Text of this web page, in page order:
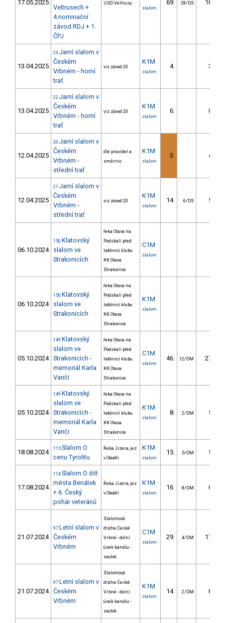
17.05.2025
Veltrusech +
4.nominační
závod RDJ + 1.
ČPJ
USD Veltrusy
slalom
69. 28/DS 18.36
13.04.2025
23 Jarní slalom v
Českém
Vrbném - horní
trať
viz závod 20
K1M
slalom
4. 3.41
13.04.2025
22 Jarní slalom v
Českém
Vrbném - horní
trať
viz závod 20
K1M
slalom
6. 0.77
12.04.2025
20 Jarní slalom v
Českém
Vrbném -
střední trať
dle pravidel a
směrnic
K1M
slalom
3. 4.36
12.04.2025
21 Jarní slalom v
Českém
Vrbném -
střední trať
viz závod 20
K1M
slalom
14. 6/DS 5.80
06.10.2024
150 Klatovský
slalom ve
Strakonicích
řeka Otava na
Podskalí před
loděnicí klubu
KK Otava
Strakonice
C1M
slalom
06.10.2024
150 Klatovský
slalom ve
Strakonicích
řeka Otava na
Podskalí před
loděnicí klubu
KK Otava
Strakonice
K1M
slalom
05.10.2024
149 Klatovský
slalom ve
Strakonicích -
memoriál Karla
Vanči
řeka Otava na
Podskalí před
loděnicí klubu
KK Otava
Strakonice
C1M
slalom
46. 12/DM 27.21
05.10.2024
149 Klatovský
slalom ve
Strakonicích -
memoriál Karla
Vanči
řeka Otava na
Podskalí před
loděnicí klubu
KK Otava
Strakonice
K1M
slalom
8. 2/DM 5.31
18.08.2024 115 Slalom O
cenu Tyrolitu
Řeka Jizera, jez
v Obodři.
K1M
slalom
15. 5/DM 5.14
17.08.2024
114 Slalom O štít
města Benátek
+ 6. Český
pohár veteránů
Řeka Jizera, jez
v Obodři
K1M
slalom
16. 8/DM 6.72
21.07.2024
97 Letní slalom v
Českém
Vrbném
Slalomová
dráha České
Vrbné - dolní
úsek kanálu -
soutok
C1M
slalom
29. 4/DM 17.94
21.07.2024
97 Letní slalom v
Českém
Vrbném
Slalomová
dráha České
Vrbné - dolní
úsek kanálu -
soutok
K1M
slalom
14. 2/DM 8.58